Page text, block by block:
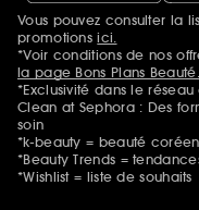
Mentions
Vous pouvez consulter la
promotionsici.
*Voir conditions de nos
la page Bons Plans Beauté.
*Exclusivité dans le
Clean at Sephora : Des
soin
*k-beauty = beauté
*Beauty Trends =
*Wishlist = liste de souhaits